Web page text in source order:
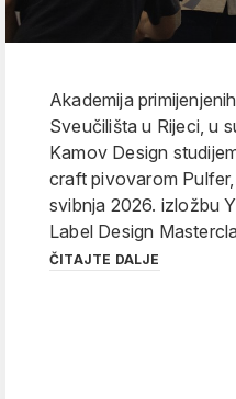
Akademija
Sveučilišta u Rijeci, u
Kamov Design
craft pivovarom
svibnja 2026. izložbu
Label Design
ČITAJTE DALJE